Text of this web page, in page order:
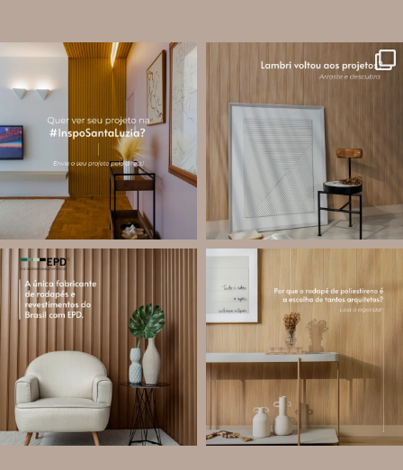
santa.luzia
A #InspoSantaLuzia é um espaço
criado para divulgar projetos que
utilizam produtos Santa Luzia e
valorizar o trabalho de arquitetos,
designers de...
Jul 28
14 0
O lambri é um revestimento versátil
painéis decorativos e diversas
composições para valorizar o
ambiente!
Jul 27
87 8
Você sabe o que é EPD?
A Declaração Ambiental de Produto
(Environmental Product Declaration) é
um documento internacional que
Jul 21
35 1
Os rodapés de poliestireno
conquistaram espaço na arquitetura
porque unem estética, praticidade e
desempenho em um único produto.
Diferente